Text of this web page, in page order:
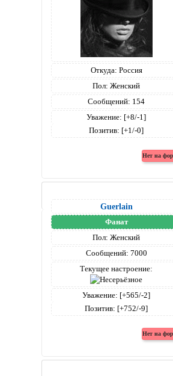
Откуда: Россия
Пол: Женский
Сообщений: 154
Уважение: [+8/-1]
Позитив: [+1/-0]
Guerlain
Фанат
Пол: Женский
Сообщений: 7000
Текущее настроение:
Уважение: [+565/-2]
Позитив: [+752/-9]